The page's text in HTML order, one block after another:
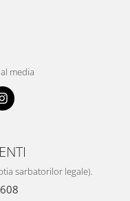
media
sarbatorilor legale).